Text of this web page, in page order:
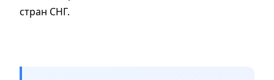
стран СНГ.